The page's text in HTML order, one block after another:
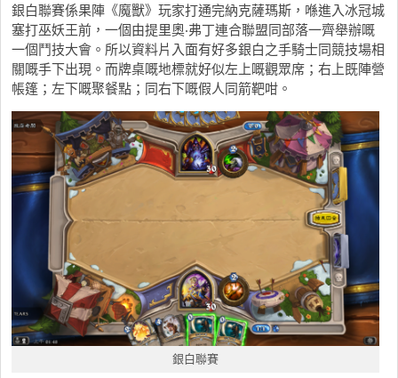
銀白聯賽係果陣《魔獸》玩家打通完納克薩瑪斯，喺進入冰冠城
塞打巫妖王前，一個由提里奧‧弗丁連合聯盟同部落一齊舉辦嘅
一個鬥技大會。所以資料片入面有好多銀白之手騎士同競技場相
關嘅手下出現。而牌桌嘅地標就好似左上嘅觀眾席；右上既陣營
帳篷；左下嘅聚餐點；同右下嘅假人同箭靶咁。
銀白聯賽